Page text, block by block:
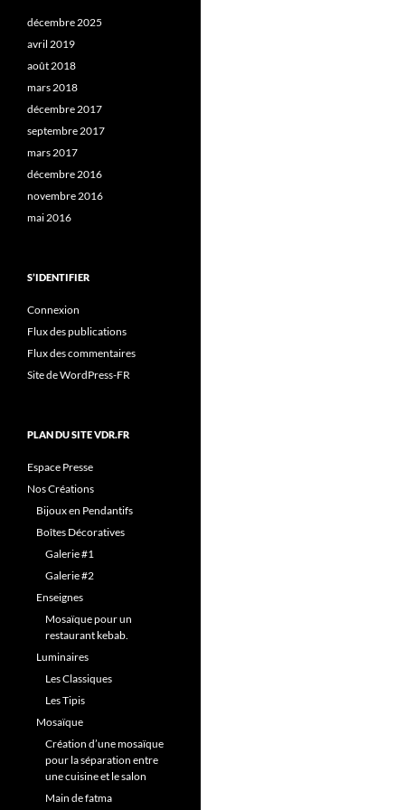
décembre 2025
avril 2019
août 2018
mars 2018
décembre 2017
septembre 2017
mars 2017
décembre 2016
novembre 2016
mai 2016
S’IDENTIFIER
Connexion
Flux des publications
Flux des commentaires
Site de WordPress-FR
PLAN DU SITE VDR.FR
Espace Presse
Nos Créations
Bijoux en Pendantifs
Boîtes Décoratives
Galerie #1
Galerie #2
Enseignes
Mosaïque pour un
restaurant kebab.
Luminaires
Les Classiques
Les Tipis
Mosaïque
Création d’une mosaïque
pour la séparation entre
une cuisine et le salon
Main de fatma